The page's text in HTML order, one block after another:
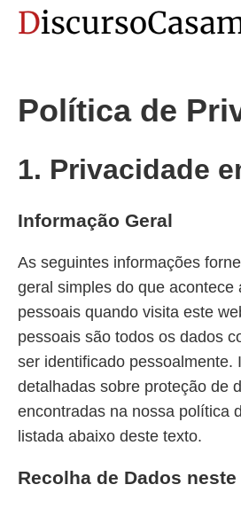
Política de
1. Privacidade
Informação Geral
As seguintes informações
geral simples do que acontece
pessoais quando visita este
pessoais são todos os dados
ser identificado pessoalmente.
detalhadas sobre proteção de
encontradas na nossa política
listada abaixo deste texto.
Recolha de Dados